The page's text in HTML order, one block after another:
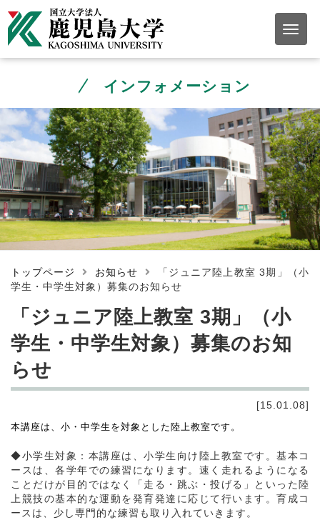
インフォメーション
トップページ お知らせ
「ジュニア陸上教室 3期」（小
学生・中学生対象）募集のお知らせ
「ジュニア陸上教室 3期」（小
学生・中学生対象）募集のお知
らせ
[15.01.08]
本講座は、小・中学生を対象とした陸上教室です。
◆小学生対象：本講座は、小学生向け陸上教室です。基本コ
ースは、各学年での練習になります。速く走れるようになる
ことだけが目的ではなく「走る・跳ぶ・投げる」といった陸
上競技の基本的な運動を発育発達に応じて行います。育成コ
ースは、少し専門的な練習も取り入れていきます。